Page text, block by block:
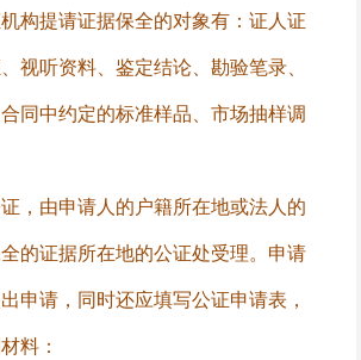
提请证据保全的对象有：证人证
视听资料、鉴定结论、勘验笔录、
同中约定的标准样品、市场抽样调
由申请人的户籍所在地或法人的
的证据所在地的公证处受理。申请
申请，同时还应填写公证申请表，
料：